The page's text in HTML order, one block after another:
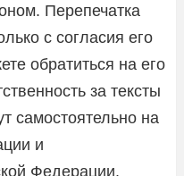
Перепечатка
с согласия его
обратиться на его
за тексты
самостоятельно на
и
Федерации.